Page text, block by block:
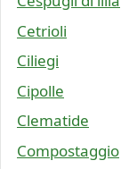
Cetrioli
Ciliegi
Cipolle
Clematide
Compostaggio